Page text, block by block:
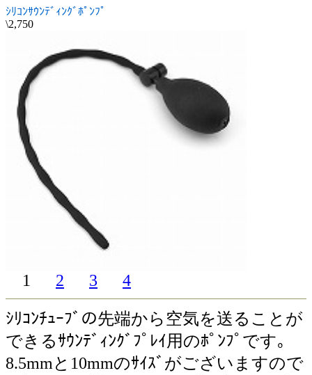
ｼﾘｺﾝｻｳﾝﾃﾞｨﾝｸﾞﾎﾟﾝﾌﾟ
\2,750
1 2 3 4
ｼﾘｺﾝﾁｭｰﾌﾞの先端から空気を送ることが
できるｻｳﾝﾃﾞｨﾝｸﾞﾌﾟﾚｲ用のﾎﾟﾝﾌﾟです｡
8.5mmと10mmのｻｲｽﾞがございますので